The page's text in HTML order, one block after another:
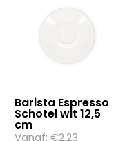
Barista Espresso
Schotel wit 12,5
cm
Vanaf: €2,23
Glas
Glas / Plastic
Meer opties